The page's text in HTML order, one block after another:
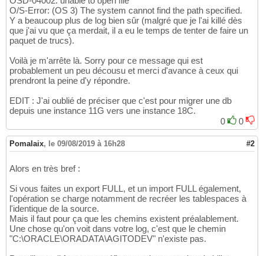
O/S-Error: (OS 3) The system cannot find the path specified.
Y a beaucoup plus de log bien sûr (malgré que je l'ai killé dès
que j'ai vu que ça merdait, il a eu le temps de tenter de faire un
paquet de trucs).
Voilà je m'arrête là. Sorry pour ce message qui est
probablement un peu décousu et merci d'avance à ceux qui
prendront la peine d'y répondre.
EDIT : J'ai oublié de préciser que c'est pour migrer une db
depuis une instance 11G vers une instance 18C.
0
0
Pomalaix, le 09/08/2019 à 16h28 #2
Alors en très bref :
Si vous faites un export FULL, et un import FULL également,
l'opération se charge notamment de recréer les tablespaces à
l'identique de la source.
Mais il faut pour ça que les chemins existent préalablement.
Une chose qu'on voit dans votre log, c'est que le chemin
"C:\ORACLE\ORADATA\AGITODEV" n'existe pas.